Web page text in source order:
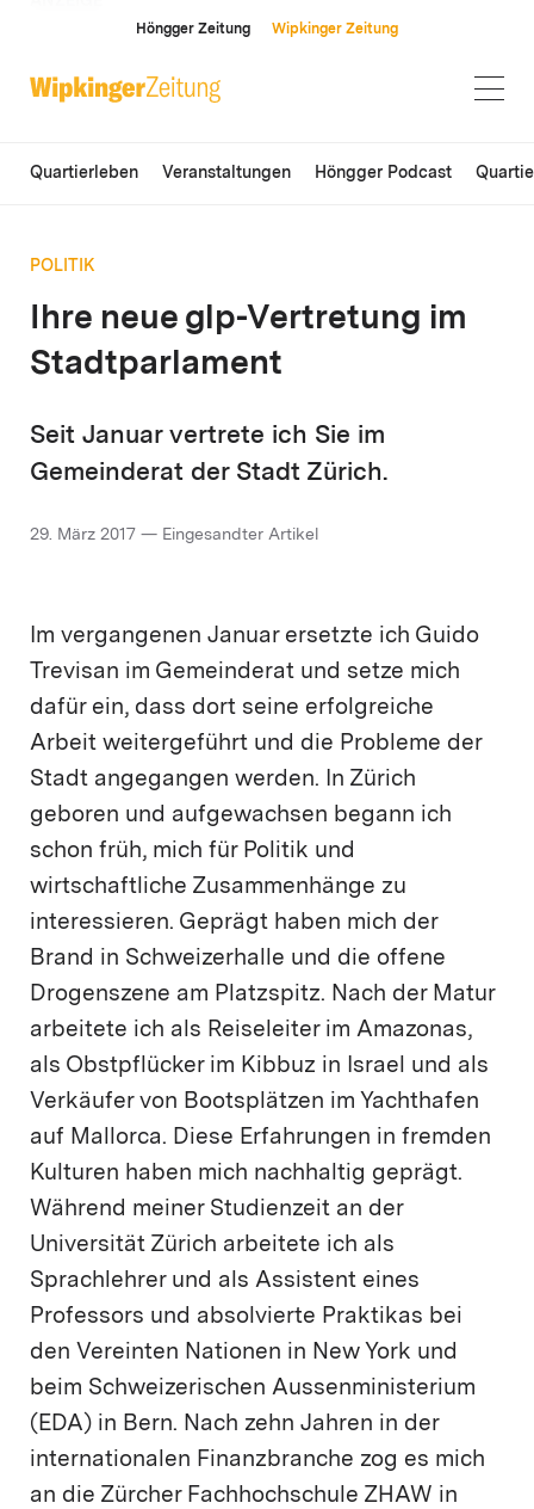
Höngger Zeitung Wipkinger Zeitung
Quartierleben Veranstaltungen Höngger Podcast
POLITIK
Ihre neue glp-Vertretung im
Stadtparlament
Seit Januar vertrete ich Sie im
Gemeinderat der Stadt Zürich.
29. März 2017 — Eingesandter Artikel
Im vergangenen Januar ersetzte ich Guido
Trevisan im Gemeinderat und setze mich
dafür ein, dass dort seine erfolgreiche
Arbeit weitergeführt und die Probleme der
Stadt angegangen werden. In Zürich
geboren und aufgewachsen begann ich
schon früh, mich für Politik und
wirtschaftliche Zusammenhänge zu
interessieren. Geprägt haben mich der
Brand in Schweizerhalle und die offene
Drogenszene am Platzspitz. Nach der Matur
arbeitete ich als Reiseleiter im Amazonas,
als Obstpflücker im Kibbuz in Israel und als
Verkäufer von Bootsplätzen im Yachthafen
auf Mallorca. Diese Erfahrungen in fremden
Kulturen haben mich nachhaltig geprägt.
Während meiner Studienzeit an der
Universität Zürich arbeitete ich als
Sprachlehrer und als Assistent eines
Professors und absolvierte Praktikas bei
den Vereinten Nationen in New York und
beim Schweizerischen Aussenministerium
(EDA) in Bern. Nach zehn Jahren in der
internationalen Finanzbranche zog es mich
an die Zürcher Fachhochschule ZHAW in